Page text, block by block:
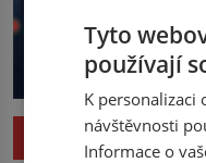
HISTORIE
Tyto
používají
K personalizaci
návštěvnosti
Informace o